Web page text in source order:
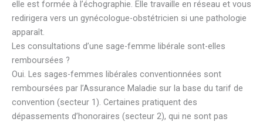
elle est formée à l’échographie. Elle travaille en réseau et vous
redirigera vers un gynécologue-obstétricien si une pathologie
apparaît.
Les consultations d’une sage-femme libérale sont-elles
remboursées ?
Oui. Les sages-femmes libérales conventionnées sont
remboursées par l’Assurance Maladie sur la base du tarif de
convention (secteur 1). Certaines pratiquent des
dépassements d’honoraires (secteur 2), qui ne sont pas